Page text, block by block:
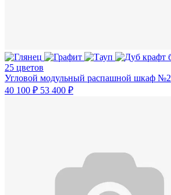
25 цветов
Угловой модульный распашной шкаф №2
40 100 ₽ 53 400 ₽